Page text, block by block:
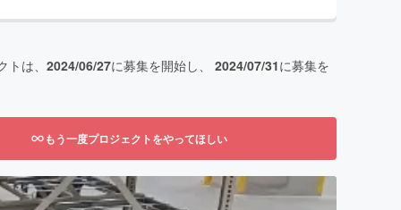
は、 2024/06/27に募集を開始し、 2024/07/31に募集を
もう一度プロジェクトをやってほしい